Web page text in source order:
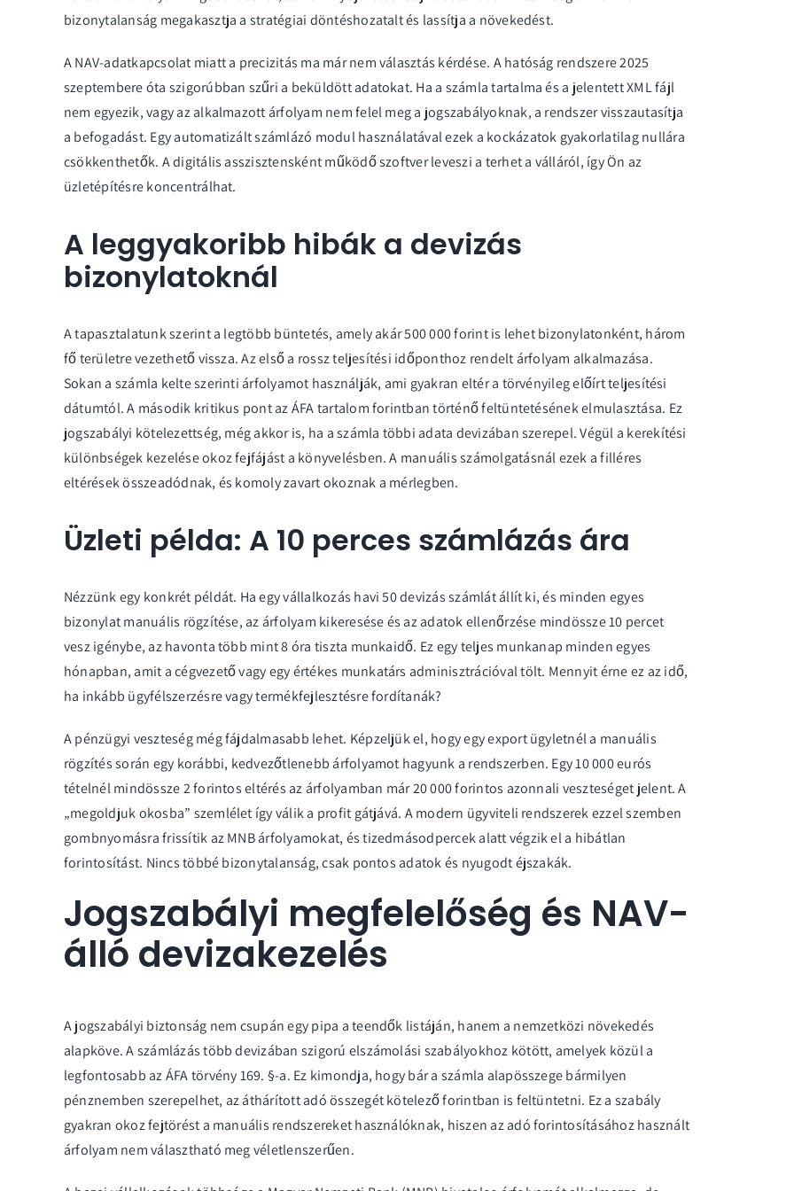
bizonytalanság megakasztja a stratégiai döntéshozatalt és lassítja a növekedést.
A NAV-adatkapcsolat miatt a precizitás ma már nem választás kérdése. A hatóság rendszere 2025
szeptembere óta szigorúbban szűri a beküldött adatokat. Ha a számla tartalma és a jelentett XML fájl
nem egyezik, vagy az alkalmazott árfolyam nem felel meg a jogszabályoknak, a rendszer visszautasítja
a befogadást. Egy automatizáltszámlázó modulhasználatával ezek a kockázatok gyakorlatilag nullára
csökkenthetők. A digitális asszisztensként működő szoftver leveszi a terhet a válláról, így Ön az
üzletépítésre koncentrálhat.
A leggyakoribb hibák a devizás
bizonylatoknál
A tapasztalatunk szerint a legtöbb büntetés, amely akár 500 000 forint is lehet bizonylatonként, három
fő területre vezethető vissza. Az első a rossz teljesítési időponthoz rendelt árfolyam alkalmazása.
Sokan a számla kelte szerinti árfolyamot használják, ami gyakran eltér a törvényileg előírt teljesítési
dátumtól. A második kritikus pont az ÁFA tartalom forintban történő feltüntetésének elmulasztása. Ez
jogszabályi kötelezettség, még akkor is, ha a számla többi adata devizában szerepel. Végül a kerekítési
különbségek kezelése okoz fejfájást a könyvelésben. A manuális számolgatásnál ezek a filléres
eltérések összeadódnak, és komoly zavart okoznak a mérlegben.
Üzleti példa: A 10 perces számlázás ára
Nézzünk egy konkrét példát. Ha egy vállalkozás havi 50 devizás számlát állít ki, és minden egyes
bizonylat manuális rögzítése, az árfolyam kikeresése és az adatok ellenőrzése mindössze 10 percet
vesz igénybe, az havonta több mint 8 óra tiszta munkaidő. Ez egy teljes munkanap minden egyes
hónapban, amit a cégvezető vagy egy értékes munkatárs adminisztrációval tölt. Mennyit érne ez az idő,
ha inkább ügyfélszerzésre vagy termékfejlesztésre fordítanák?
A pénzügyi veszteség még fájdalmasabb lehet. Képzeljük el, hogy egy export ügyletnél a manuális
rögzítés során egy korábbi, kedvezőtlenebb árfolyamot hagyunk a rendszerben. Egy 10 000 eurós
tételnél mindössze 2 forintos eltérés az árfolyamban már 20 000 forintos azonnali veszteséget jelent. A
„megoldjuk okosba” szemlélet így válik a profit gátjává. A modern ügyviteli rendszerek ezzel szemben
gombnyomásra frissítik az MNB árfolyamokat, és tizedmásodpercek alatt végzik el a hibátlan
forintosítást. Nincs többé bizonytalanság, csak pontos adatok és nyugodt éjszakák.
Jogszabályi megfelelőség és NAV-
álló devizakezelés
A jogszabályi biztonság nem csupán egy pipa a teendők listáján, hanem a nemzetközi növekedés
alapköve. A számlázás több devizában szigorú elszámolási szabályokhoz kötött, amelyek közül a
legfontosabb az ÁFA törvény 169. §-a. Ez kimondja, hogy bár a számla alapösszege bármilyen
pénznemben szerepelhet, az áthárított adó összegét kötelező forintban is feltüntetni. Ez a szabály
gyakran okoz fejtörést a manuális rendszereket használóknak, hiszen az adó forintosításához használt
árfolyam nem választható meg véletlenszerűen.